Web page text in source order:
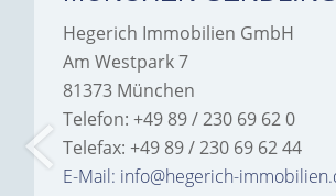
Hegerich Immobilien GmbH
Am Westpark 7
81373 München
Telefon: +49 89 / 230 69 62 0
Telefax: +49 89 / 230 69 62 44
E-Mail: info@hegerich-